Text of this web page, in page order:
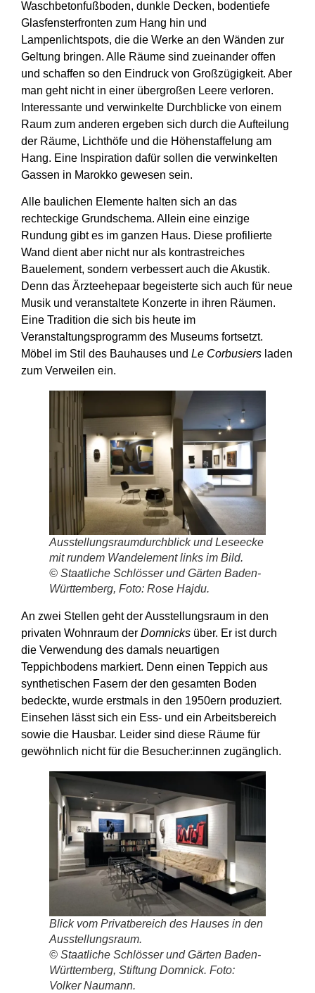
Waschbetonfußboden, dunkle Decken, bodentiefe
Glasfensterfronten zum Hang hin und
Lampenlichtspots, die die Werke an den Wänden zur
Geltung bringen. Alle Räume sind zueinander offen
und schaffen so den Eindruck von Großzügigkeit. Aber
man geht nicht in einer übergroßen Leere verloren.
Interessante und verwinkelte Durchblicke von einem
Raum zum anderen ergeben sich durch die Aufteilung
der Räume, Lichthöfe und die Höhenstaffelung am
Hang. Eine Inspiration dafür sollen die verwinkelten
Gassen in Marokko gewesen sein.
Alle baulichen Elemente halten sich an das
rechteckige Grundschema. Allein eine einzige
Rundung gibt es im ganzen Haus. Diese profilierte
Wand dient aber nicht nur als kontrastreiches
Bauelement, sondern verbessert auch die Akustik.
Denn das Ärzteehepaar begeisterte sich auch für neue
Musik und veranstaltete Konzerte in ihren Räumen.
Eine Tradition die sich bis heute im
Veranstaltungsprogramm des Museums fortsetzt.
Möbel im Stil des Bauhauses und Le Corbusiers laden
zum Verweilen ein.
Ausstellungsraumdurchblick und Leseecke
mit rundem Wandelement links im Bild.
© Staatliche Schlösser und Gärten Baden-
Württemberg, Foto: Rose Hajdu.
An zwei Stellen geht der Ausstellungsraum in den
privaten Wohnraum der Domnicks über. Er ist durch
die Verwendung des damals neuartigen
Teppichbodens markiert. Denn einen Teppich aus
synthetischen Fasern der den gesamten Boden
bedeckte, wurde erstmals in den 1950ern produziert.
Einsehen lässt sich ein Ess- und ein Arbeitsbereich
sowie die Hausbar. Leider sind diese Räume für
gewöhnlich nicht für die Besucher:innen zugänglich.
Blick vom Privatbereich des Hauses in den
Ausstellungsraum.
© Staatliche Schlösser und Gärten Baden-
Württemberg, Stiftung Domnick. Foto:
Volker Naumann.